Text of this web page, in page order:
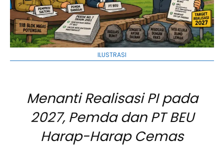
ILUSTRASI
Menanti Realisasi PI pada
2027, Pemda dan PT BEU
Harap-Harap Cemas